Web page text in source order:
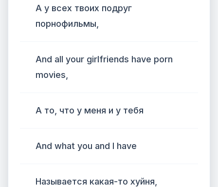
А у всех твоих подруг
порнофильмы,
And all your girlfriends have porn
movies,
А то, что у меня и у тебя
And what you and I have
Называется какая-то хуйня,